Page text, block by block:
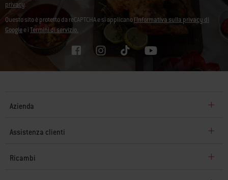
privacy.
Questo sito è protetto da reCAPTCHA e si applicanol'Informativa sulla privacy di
Googlee iTermini di servizio.
Azienda
Assistenza clienti
Ricambi